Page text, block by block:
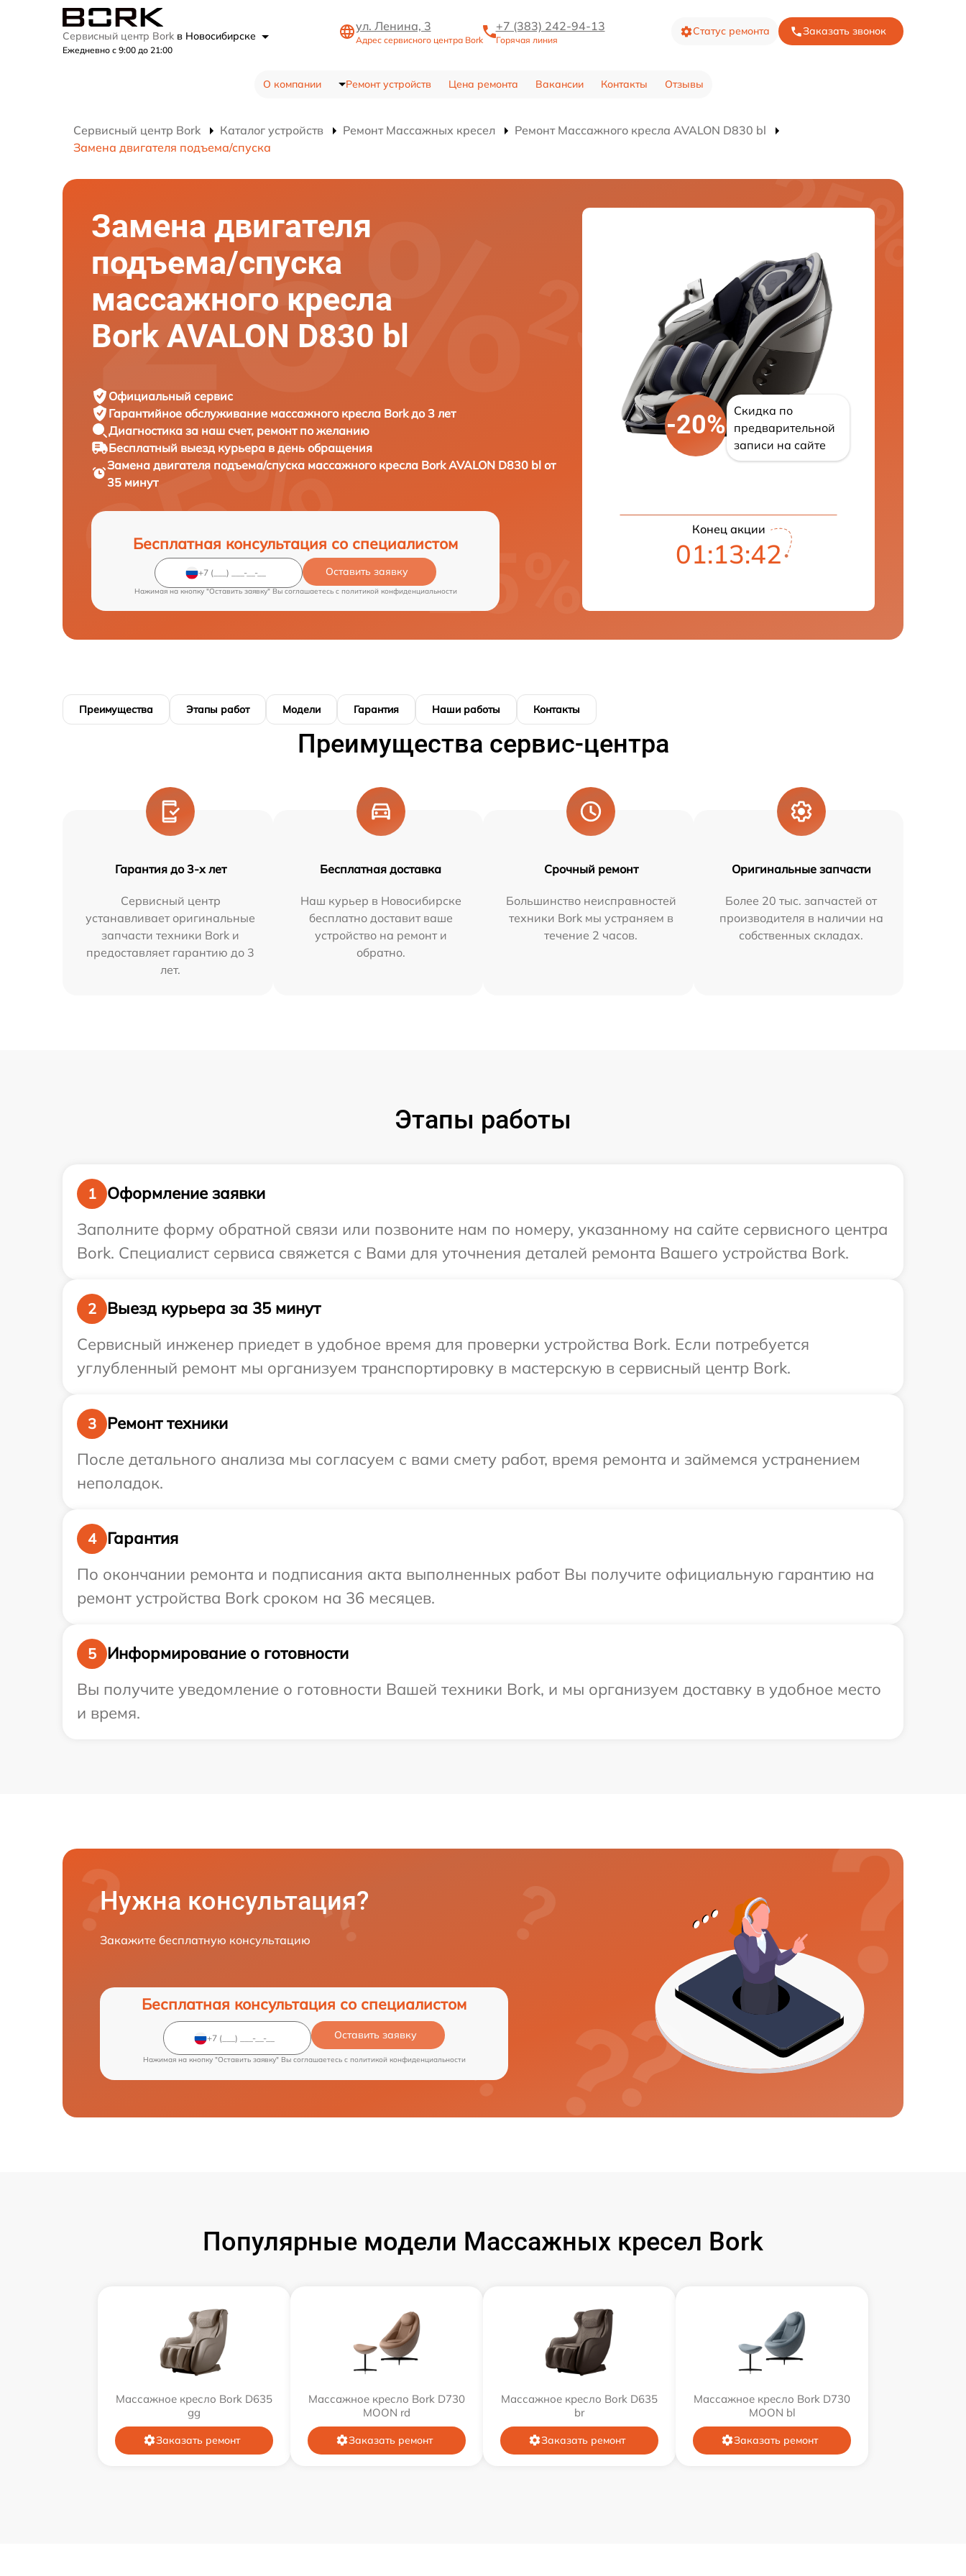
Сервисный центр Bork в Новосибирске
Ежедневно с 9:00 до 21:00
ул. Ленина, 3
Адрес сервисного центра Bork
+7 (383) 242-94-13
Горячая линия
Статус ремонта Заказать звонок
О компании Ремонт устройств Цена ремонта Вакансии Контакты Отзывы
Сервисный центр Bork Каталог устройств Ремонт Массажных кресел
Ремонт Массажного кресла AVALON D830 bl
Замена двигателя подъема/спуска
Замена двигателя
подъема/спуска
массажного кресла
Bork AVALON D830 bl
Официальный сервис
Гарантийное обслуживание массажного кресла Bork до 3 лет
Диагностика за наш счет, ремонт по желанию
Бесплатный выезд курьера в день обращения
Замена двигателя подъема/спуска массажного кресла Bork AVALON D830 bl от
35 минут
Бесплатная консультация со специалистом
Оставить заявку
Нажимая на кнопку "Оставить заявку" Вы соглашаетесь c политикой конфиденциальности
-20%
Скидка по
предварительной
записи на сайте
Конец акции
01:13:40
Преимущества Этапы работ Модели Гарантия Наши работы Контакты
Преимущества сервис-центра
Гарантия до 3-х лет
Сервисный центр
устанавливает оригинальные
запчасти техники Bork и
предоставляет гарантию до 3
лет.
Бесплатная доставка
Наш курьер в Новосибирске
бесплатно доставит ваше
устройство на ремонт и
обратно.
Срочный ремонт
Большинство неисправностей
техники Bork мы устраняем в
течение 2 часов.
Оригинальные запчасти
Более 20 тыс. запчастей от
производителя в наличии на
собственных складах.
Этапы работы
1
Оформление заявки
Заполните форму обратной связи или позвоните нам по номеру, указанному на сайте сервисного центра
Bork. Специалист сервиса свяжется с Вами для уточнения деталей ремонта Вашего устройства Bork.
2
Выезд курьера за 35 минут
Сервисный инженер приедет в удобное время для проверки устройства Bork. Если потребуется
углубленный ремонт мы организуем транспортировку в мастерскую в сервисный центр Bork.
3
Ремонт техники
После детального анализа мы согласуем с вами смету работ, время ремонта и займемся устранением
неполадок.
4
Гарантия
По окончании ремонта и подписания акта выполненных работ Вы получите официальную гарантию на
ремонт устройства Bork сроком на 36 месяцев.
5
Информирование о готовности
Вы получите уведомление о готовности Вашей техники Bork, и мы организуем доставку в удобное место
и время.
Нужна консультация?
Закажите бесплатную консультацию
Бесплатная консультация со специалистом
Оставить заявку
Нажимая на кнопку "Оставить заявку" Вы соглашаетесь c политикой конфиденциальности
Популярные модели Массажных кресел Bork
Массажное кресло Bork D635
gg
Заказать ремонт
Массажное кресло Bork D730
MOON rd
Заказать ремонт
Массажное кресло Bork D635
br
Заказать ремонт
Массажное кресло Bork D730
MOON bl
Заказать ремонт